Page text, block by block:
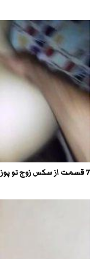
7 قسمت از سکس زوج تو پوزیشنهای مختلف